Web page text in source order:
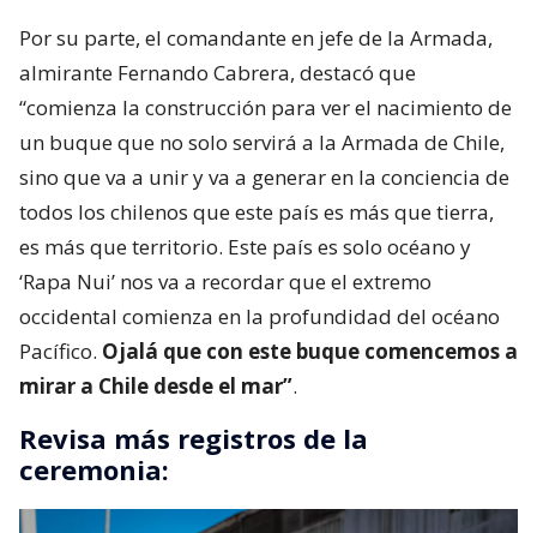
Por su parte, el comandante en jefe de la Armada,
almirante Fernando Cabrera, destacó que
“comienza la construcción para ver el nacimiento de
un buque que no solo servirá a la Armada de Chile,
sino que va a unir y va a generar en la conciencia de
todos los chilenos que este país es más que tierra,
es más que territorio. Este país es solo océano y
‘Rapa Nui’ nos va a recordar que el extremo
occidental comienza en la profundidad del océano
Pacífico. Ojalá que con este buque comencemos a
mirar a Chile desde el mar”.
Revisa más registros de la
ceremonia: